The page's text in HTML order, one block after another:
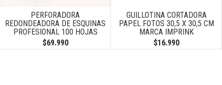
PERFORADORA
REDONDEADORA DE ESQUINAS
PROFESIONAL 100 HOJAS
$69.990
GUILLOTINA CORTADORA
PAPEL FOTOS 30,5 X 30,5 CM
MARCA IMPRINK
$16.990